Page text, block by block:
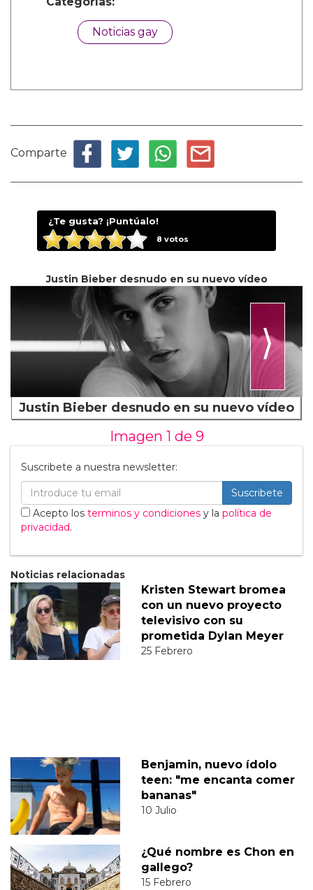
Noticias gay
Comparte
¿Te gusta? ¡Puntúalo!
8 votos
Justin Bieber desnudo en su nuevo vídeo
⟩
Justin Bieber desnudo en su nuevo vídeo
Imagen 1 de 9
Suscribete a nuestra newsletter:
Suscribete
Acepto los terminos y condiciones y la política de
privacidad.
Noticias relacionadas
Kristen Stewart bromea
con un nuevo proyecto
televisivo con su
prometida Dylan Meyer
25 Febrero
Benjamin, nuevo ídolo
teen: "me encanta comer
bananas"
10 Julio
¿Qué nombre es Chon en
gallego?
15 Febrero